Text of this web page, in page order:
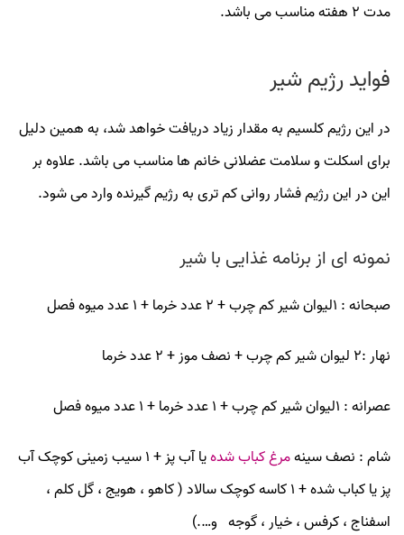
مدت 2 هفته مناسب می باشد.
فواید رژیم شیر
در این رژیم کلسیم به مقدار زیاد دریافت خواهد شد، به همین دلیل
برای اسکلت و سلامت عضلانی خانم ها مناسب می باشد. علاوه بر
این در این رژیم فشار روانی کم تری به رژیم گیرنده وارد می شود.
نمونه ای از برنامه غذایی با شیر
صبحانه : 1لیوان شیر کم چرب + 2 عدد خرما + 1 عدد میوه فصل
نهار :2 لیوان شیر کم چرب + نصف موز + 2 عدد خرما
عصرانه : 1لیوان شیر کم چرب + 1 عدد خرما + 1 عدد میوه فصل
شام : نصف سینهمرغ کباب شده
یا آب پز + 1 سیب زمینی کوچک آب
پز یا کباب شده + 1 کاسه کوچک سالاد ( کاهو ، هویج ، گل کلم ،
اسفناج ، کرفس ، خیار ، گوجه و….)